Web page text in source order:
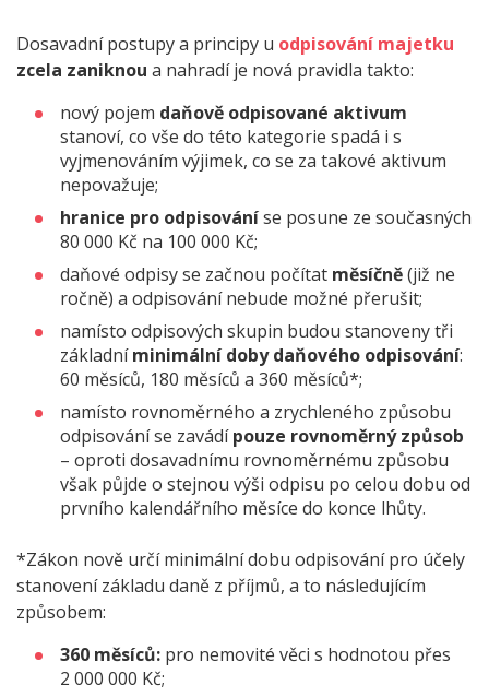
Dosavadní postupy a principy u odpisování majetku
zcela zaniknou a nahradí je nová pravidla takto:
nový pojem daňově odpisované aktivum
stanoví, co vše do této kategorie spadá i s
vyjmenováním výjimek, co se za takové aktivum
nepovažuje;
hranice pro odpisováníse posune ze současných
80 000 Kč na 100 000 Kč;
daňové odpisy se začnou počítat měsíčně(již ne
ročně) a odpisování nebude možné přerušit;
namísto odpisových skupin budou stanoveny tři
základníminimální doby daňového odpisování:
60 měsíců, 180 měsíců a 360 měsíců*;
namísto rovnoměrného a zrychleného způsobu
odpisování se zavádípouze rovnoměrný způsob
– oproti dosavadnímu rovnoměrnému způsobu
však půjde o stejnou výši odpisu po celou dobu od
prvního kalendářního měsíce do konce lhůty.
*Zákon nově určí minimální dobu odpisování pro účely
stanovení základu daně z příjmů, a to následujícím
způsobem:
360 měsíců: pro nemovité věci s hodnotou přes
2 000 000 Kč;